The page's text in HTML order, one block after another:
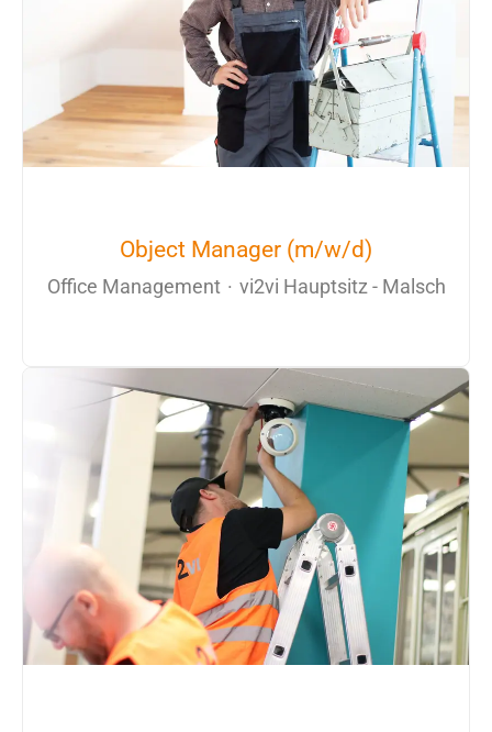
Object Manager (m/w/d)
Office Management · vi2vi Hauptsitz - Malsch